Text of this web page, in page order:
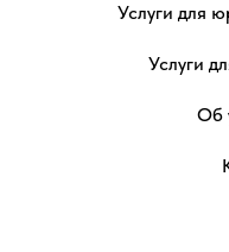
Услуги для
Услуги
Об